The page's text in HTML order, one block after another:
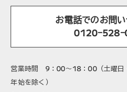
お電話でのお問
0120-528-
営業時間 9：00～18：00（土曜日
年始を除く）